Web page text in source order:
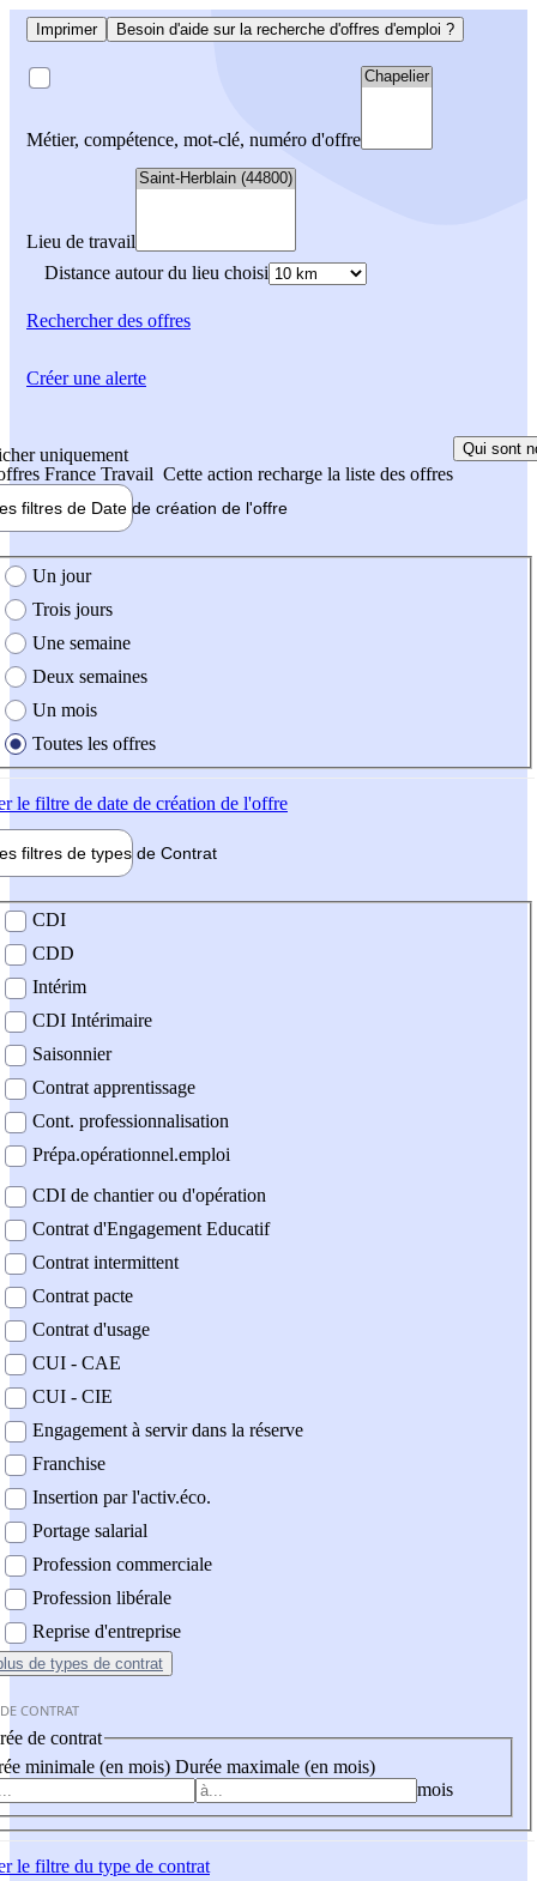
Imprimer Besoin d'aide sur la recherche d'offres d'emploi ?
Métier, compétence, mot-clé, numéro d'offre
Lieu de travail
Distance autour du lieu choisi
Rechercherdes offres
uniquement
France Travail Cette action recharge la liste des offres
Qui sont
filtres de Date de création de l'offre
création de l'offre
Un jour
Trois jours
Une semaine
Deux semaines
Un mois
Toutes les offres
le filtre de date de création de l'offre
filtres de types de Contrat
contrat
CDI
CDD
Intérim
CDI Intérimaire
Saisonnier
Contrat apprentissage
Cont. professionnalisation
Prépa.opérationnel.emploi
CDI de chantier ou d'opération
Contrat d'Engagement Educatif
Contrat intermittent
Contrat pacte
Contrat d'usage
CUI - CAE
CUI - CIE
Engagement à servir dans la réserve
Franchise
Insertion par l'activ.éco.
Portage salarial
Profession commerciale
Profession libérale
Reprise d'entreprise
de types de contrat
CONTRAT
de contrat
minimale (en mois) Durée maximale (en mois)
mois
le filtre du type de contrat
Créer une alerte